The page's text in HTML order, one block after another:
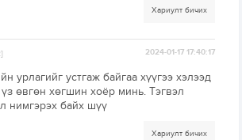
Хариулт бичих
2024-01-17 17:40:17
урлагийг устгаж байгаа хүүгээ хэлээд
өвгөн хөгшин хоёр минь. Тэгвэл
нимгэрэх байх шүү
Хариулт бичих